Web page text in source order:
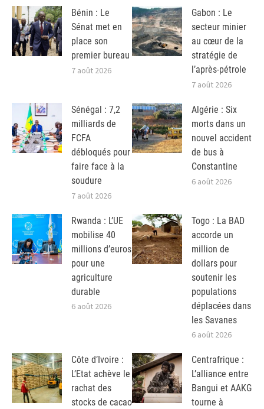
Bénin : Le
Sénat met en
place son
premier bureau
7 août 2026
Gabon : Le
secteur minier
au cœur de la
stratégie de
l’après-pétrole
7 août 2026
Sénégal : 7,2
milliards de
FCFA
débloqués pour
faire face à la
soudure
7 août 2026
Algérie : Six
morts dans un
nouvel accident
de bus à
Constantine
6 août 2026
Rwanda : L’UE
mobilise 40
millions d’euros
pour une
agriculture
durable
6 août 2026
Togo : La BAD
accorde un
million de
dollars pour
soutenir les
populations
déplacées dans
les Savanes
6 août 2026
Côte d’Ivoire :
L’Etat achève le
rachat des
stocks de cacao
Centrafrique :
L’alliance entre
Bangui et AAKG
tourne à